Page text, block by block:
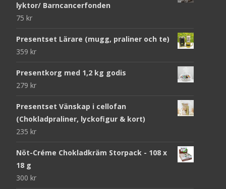
lyktor/ Barncancerfonden
75 kr
Presentset Lärare (mugg, praliner och te)
359 kr
Presentkorg med 1,2 kg godis
279 kr
Presentset Vänskap i cellofan
(Chokladpraliner, lyckofigur & kort)
235 kr
Nöt-Créme Chokladkräm Storpack - 108 x
18 g
300 kr